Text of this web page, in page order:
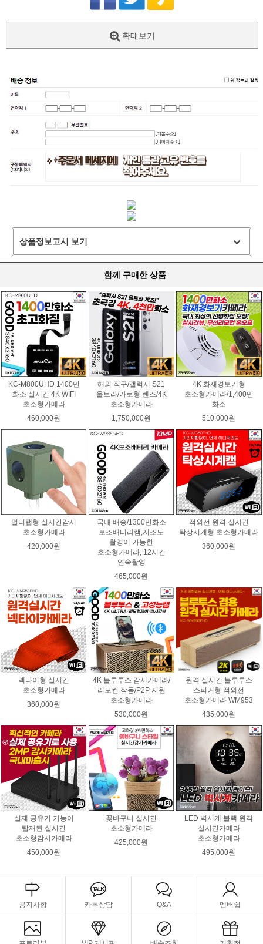
확대보기
상품정보고시 보기
함께 구매한 상품
KC-M800UHD 1400만
화소 실시간 4K WIFI
초소형카메라
460,000원
해외 직구/갤럭시 S21
울트라/가로형 렌즈/4K
초소형카메라
1,750,000원
4K 화재경보기형
초소형카메라/1,400만
화소
510,000원
멀티탭형 실시간감시
초소형카메라
420,000원
국내 배송/1300만화소
보조배터리캠,저조도
촬영이 가능한
초소형카메라, 12시간
연속촬영
465,000원
적외선 원격 실시간
탁상시계형 초소형카메라
360,000원
넥타이형 실시간
초소형카메라
360,000원
4K 블루투스 감시카메라/
리모컨 작동/P2P 지원
초소형카메라
530,000원
원격 실시간 블루투스
스피커형 적외선
초소형카메라 WM953
435,000원
실제 공유기 기능이
탑재된 실시간
초소형감시카메라
450,000원
꽃바구니 실시간
초소형카메라
425,000원
LED 벽시계 블랙 원격
실시간카메라
초소형카메라
495,000원
공지사항 카톡상담 Q&A 멤버쉽